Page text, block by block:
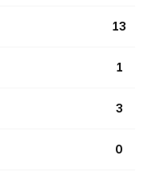
13
1
3
0